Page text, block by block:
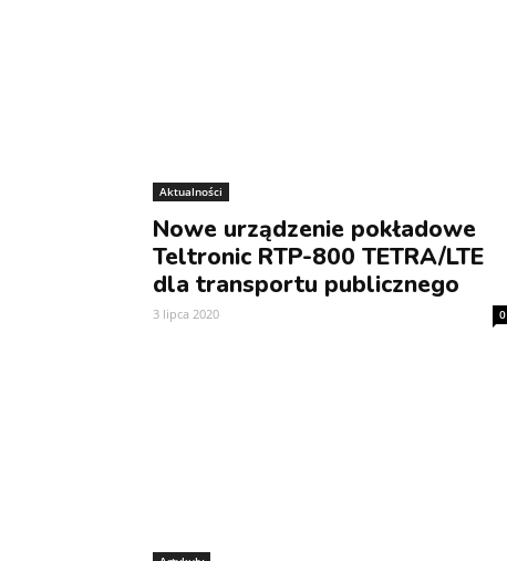
Aktualności
Nowe urządzenie pokładowe
Teltronic RTP-800 TETRA/LTE
dla transportu publicznego
3 lipca 2020 0